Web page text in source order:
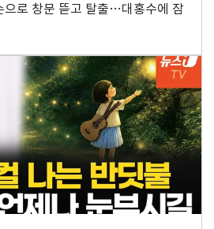
으로 창문 뜯고 탈출…대홍수에 잠